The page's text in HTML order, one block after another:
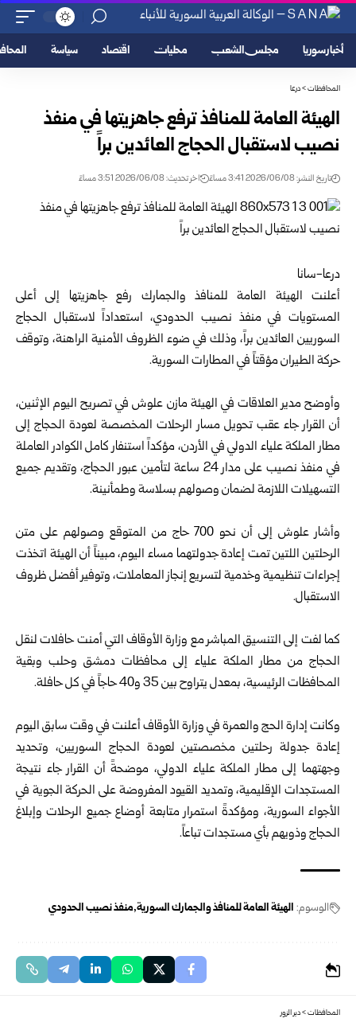
أخبار سوريا مجلس الشعب محليات اقتصاد سياسة
المحافظات>درعا
الهيئة العامة للمنافذ ترفع جاهزيتها في منفذ
نصيب لاستقبال الحجاج العائدين براً
تاريخ النشر: 2026/06/08 3:41 مساءً اخر تحديث: 2026/06/08 3:51 مساءً
درعا-سانا
أعلنت الهيئة العامة للمنافذ والجمارك رفع جاهزيتها إلى أعلى
المستويات في منفذ نصيب الحدودي، استعداداً لاستقبال الحجاج
السوريين العائدين براً، وذلك في ضوء الظروف الأمنية الراهنة، وتوقف
حركة الطيران مؤقتاً في المطارات السورية.
وأوضح مدير العلاقات في الهيئة مازن علوش في تصريح اليوم الإثنين،
أن القرار جاء عقب تحويل مسار الرحلات المخصصة لعودة الحجاج إلى
مطار الملكة علياء الدولي في الأردن، مؤكداً استنفار كامل الكوادر العاملة
في منفذ نصيب على مدار 24 ساعة لتأمين عبور الحجاج، وتقديم جميع
التسهيلات اللازمة لضمان وصولهم بسلاسة وطمأنينة.
وأشار علوش إلى أن نحو 700 حاج من المتوقع وصولهم على متن
الرحلتين اللتين تمت إعادة جدولتهما مساء اليوم، مبيناً أن الهيئة اتخذت
إجراءات تنظيمية وخدمية لتسريع إنجاز المعاملات، وتوفير أفضل ظروف
الاستقبال.
كما لفت إلى التنسيق المباشر مع وزارة الأوقاف التي أمنت حافلات لنقل
الحجاج من مطار الملكة علياء إلى محافظات دمشق وحلب وبقية
المحافظات الرئيسية، بمعدل يتراوح بين 35 و40 حاجاً في كل حافلة.
وكانت إدارة الحج والعمرة في وزارة الأوقاف أعلنت في وقت سابق اليوم
إعادة جدولة رحلتين مخصصتين لعودة الحجاج السوريين، وتحديد
وجهتهما إلى مطار الملكة علياء الدولي، موضحةً أن القرار جاء نتيجة
المستجدات الإقليمية، وتمديد القيود المفروضة على الحركة الجوية في
الأجواء السورية، ومؤكدةً استمرار متابعة أوضاع جميع الرحلات وإبلاغ
الحجاج وذويهم بأي مستجدات تباعاً.
الوسوم: الهيئة العامة للمنافذ والجمارك السورية منفذ نصيب الحدودي
المحافظات>دير الزور